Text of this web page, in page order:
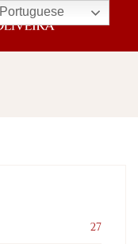
27
Portuguese